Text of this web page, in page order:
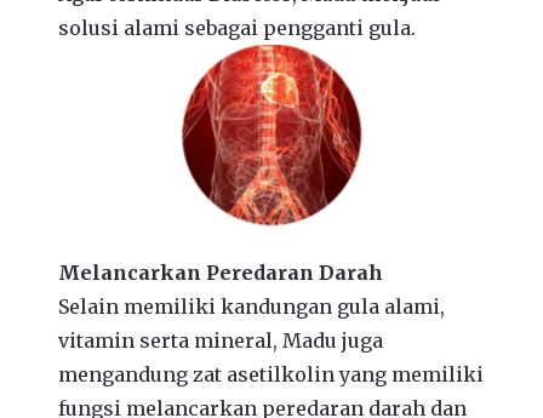
solusi alami sebagai pengganti gula.
Melancarkan Peredaran Darah
Selain memiliki kandungan gula alami,
vitamin serta mineral, Madu juga
mengandung zat asetilkolin yang memiliki
fungsi melancarkan peredaran darah dan